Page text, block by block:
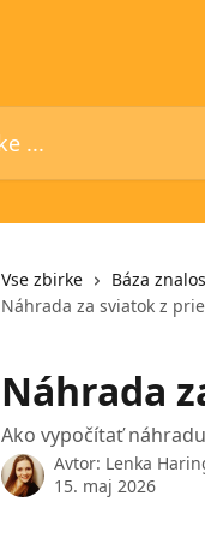
Vse zbirke Báza
Náhrada za sviatok z
Náhrada
Ako vypočítať
Avtor: Lenka
15. maj 2026